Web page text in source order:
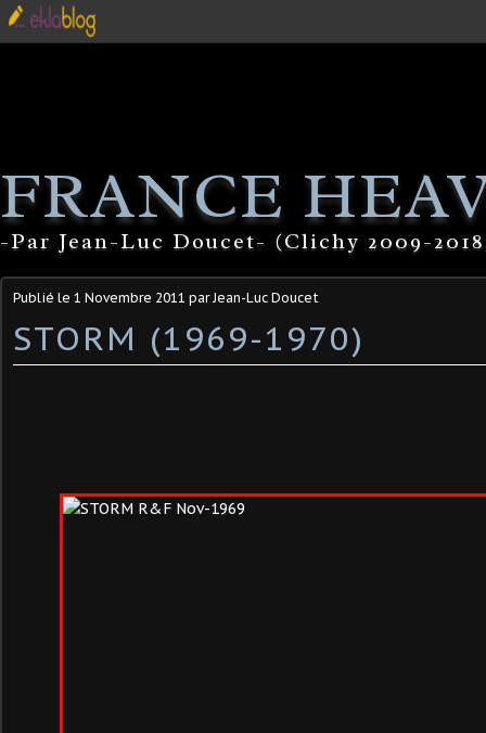
FRANCE
-Par Jean-Luc Doucet- (Clichy 2009-
Publié le 1 Novembre 2011 par Jean-Luc Doucet
STORM (1969-1970)